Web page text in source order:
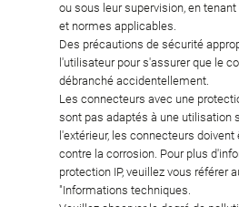
ou sous leur supervision, en
et normes applicables.
Des précautions de sécurité
l'utilisateur pour s'assurer que le
débranché accidentellement.
Les connecteurs avec une
sont pas adaptés à une utilisation
l'extérieur, les connecteurs
contre la corrosion. Pour plus
protection IP, veuillez vous référer
"Informations techniques.